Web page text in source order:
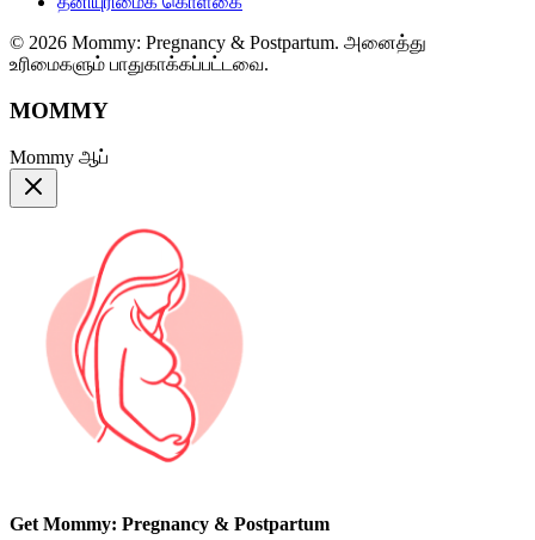
© 2026 Mommy: Pregnancy & Postpartum. அனைத்து
உரிமைகளும் பாதுகாக்கப்பட்டவை.
MOMMY
Mommy ஆப்
Get Mommy: Pregnancy & Postpartum